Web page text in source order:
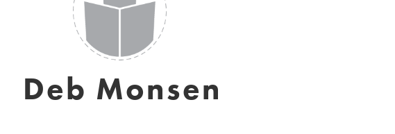
Deb Monsen